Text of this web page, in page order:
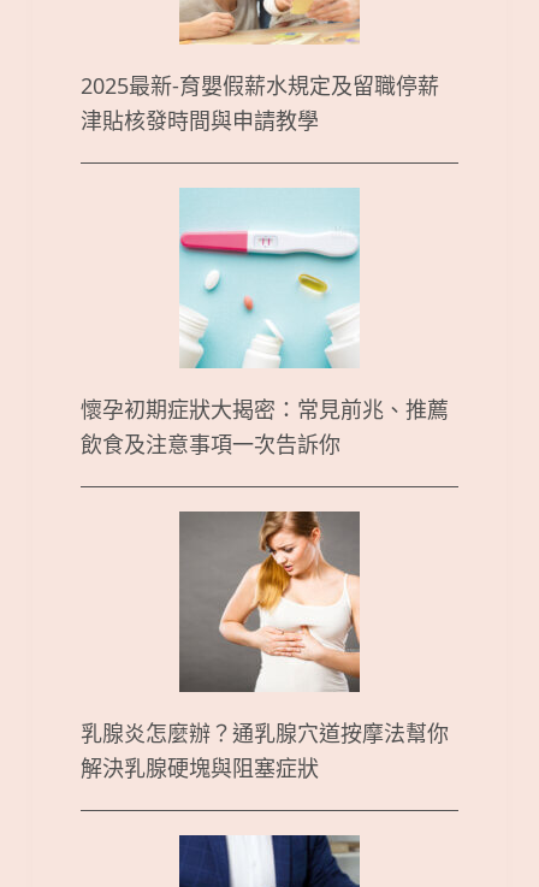
2025最新-育嬰假薪水規定及留職停薪
津貼核發時間與申請教學
懷孕初期症狀大揭密：常見前兆、推薦
飲食及注意事項一次告訴你
乳腺炎怎麼辦？通乳腺穴道按摩法幫你
解決乳腺硬塊與阻塞症狀